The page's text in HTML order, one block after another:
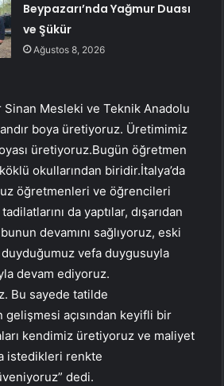
Beypazarı’nda Yağmur Duası
ve Şükür
Ağustos 8, 2026
Mesleki ve Teknik Anadolu
boya üretiyoruz. Üretimimiz
üretiyoruz.Bugün öğretmen
okullarından biridir.İtalya’da
öğretmenleri ve öğrencileri
da yaptılar, dışarıdan
devamını sağlıyoruz, eski
vefa duygusuyla
devam ediyoruz.
Bu sayede tatilde
açısından keyifli bir
kendimiz üretiyoruz ve maliyet
istedikleri renkte
dedi.